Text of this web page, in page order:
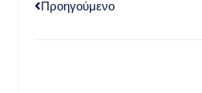
Προηγούμενο